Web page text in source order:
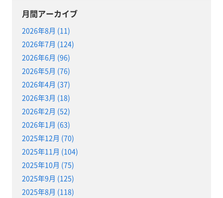
月間アーカイブ
2026年8月 (11)
2026年7月 (124)
2026年6月 (96)
2026年5月 (76)
2026年4月 (37)
2026年3月 (18)
2026年2月 (52)
2026年1月 (63)
2025年12月 (70)
2025年11月 (104)
2025年10月 (75)
2025年9月 (125)
2025年8月 (118)